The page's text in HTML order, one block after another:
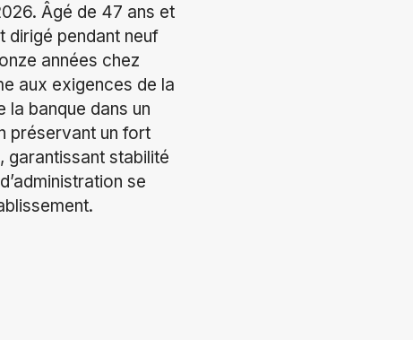
Âgé de 47 ans et
dirigé pendant neuf
années chez
aux exigences de la
banque dans un
préservant un fort
garantissant stabilité
se